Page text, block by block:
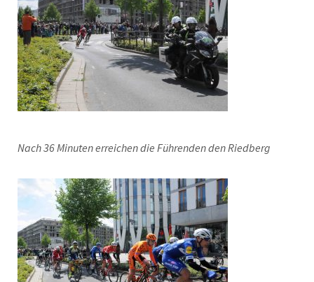
Nach 36 Minuten erreichen die Führenden den Riedberg